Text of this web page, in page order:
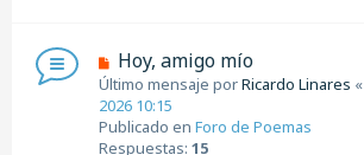
s
a
j
e
N
u
e
v
o
Hoy, amigo mío
Último mensaje porRicardo Linares «
2026 10:15
Publicado en Foro de Poemas
Respuestas: 15